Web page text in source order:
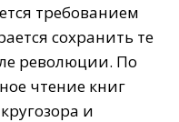
требованием
сохранить те
революции. По
чтение книг
и